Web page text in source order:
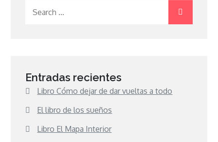
Entradas recientes
Libro Cómo dejar de dar vueltas a todo
El libro de los sueños
Libro El Mapa Interior